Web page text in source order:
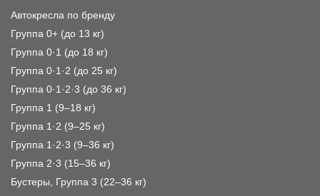
Автокресла по бренду
Группа 0+ (до 13 кг)
Группа 0·1 (до 18 кг)
Группа 0·1·2 (до 25 кг)
Группа 0·1·2·3 (до 36 кг)
Группа 1 (9–18 кг)
Группа 1·2 (9–25 кг)
Группа 1·2·3 (9–36 кг)
Группа 2·3 (15–36 кг)
Бустеры, Группа 3 (22–36 кг)